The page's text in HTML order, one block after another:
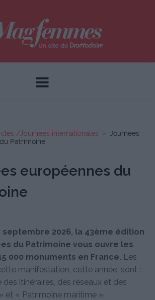
/Journees internationales
Journées
Patrimoine
européennes du
septembre 2026, la 43ème édition
du Patrimoine vous ouvre les
000 monuments en France. Les
manifestation, cette année, sont :
des itinéraires, des réseaux et des
et « Patrimoine maritime ».